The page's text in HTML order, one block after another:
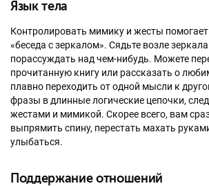
Язык тела
Контролировать мимику и жесты
«беседа с зеркалом». Сядьте возле
порассуждать над чем-нибудь. Можете
прочитанную книгу или рассказать о
плавно переходить от одной мысли к
фразы в длинные логические цепочки,
жестами и мимикой. Скорее всего, вам
выпрямить спину, перестать махать
улыбаться.
Поддержание отношений